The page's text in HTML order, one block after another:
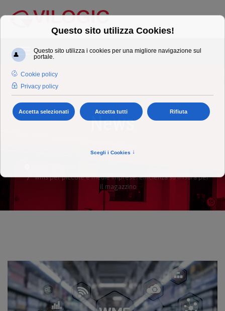
News
wms per piccole e medie imprese: efficienza su misura per
il magazzino